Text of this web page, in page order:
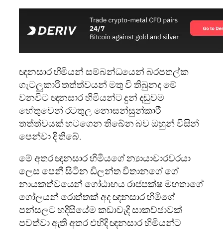
ඥනසාර හිමියන් සම්බන්ධයෙන් බරපතල්ක
ගැටලුකාරී තත්ත්වයන් මතු වි තිබුනද මේ
වනවිට ඥනසාර හිමියන්ට දුන් දඩුවම
හේතුවෙන් රටතුල නොසන්සුන්කාරී
තත්ත්වයක් හටගෙන තිබේන බව ඔහුන් විසින්
පෙන්වා දි තිබේ.
මේ අතර ඥනසාර හිමියගේ න්‍යායාචාරවරයා
ලෙස පෙනී සිටින ඩිලන්ත විතානගේ ගේ
නායකත්වයෙන් ගෝඨාභය රාජපක්ෂ මහතාගේ
ගෝලයන් රොත්තක් අද ඥනසාර හිමිගේ
පන්සලට හදිසියේම කඩාවැදි සාකච්ඡාවක්
පවත්වා ඇති අතර එහිදි ඥනසාර හිමියන්ට